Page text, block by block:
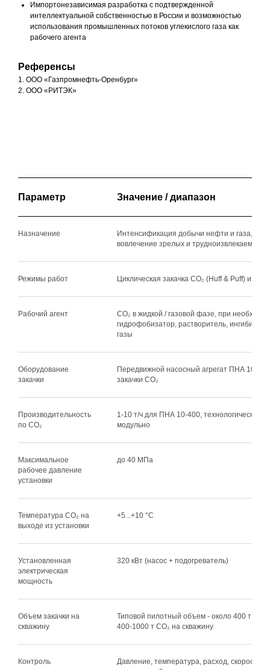
Импортонезависимая разработка с подтвержденной
интеллектуальной собственностью в России и возможностью
использования промышленных потоков углекислого газа как
рабочего агента
Референсы
1. ООО «Газпромнефть-Оренбург»
2. ООО «РИТЭК»
Параметр Значение / диапазон
Назначение
Интенсификация добычи нефти и газа,
вовлечение зрелых и трудноизвлекаемых
Режимы работ Циклическая закачка CO₂ (Huff & Puff) и /
Рабочий агент
CO₂ в жидкой / газовой фазе, при
гидрофобизатор, растворитель, ингибитор
газы
Оборудование
закачки
Передвижной насосный агрегат ПНА 10-
закачки CO₂
Производительность
по CO₂
1-10 т/ч для ПНА 10-400, технологическая
модульно
Максимальное
рабочее давление
установки
до 40 МПа
Температура CO₂ на
выходе из установки
+5...+10 °C
Установленная
электрическая
мощность
320 кВт (насос + подогреватель)
Объем закачки на
скважину
Типовой пилотный объем - около 400 т
400-1000 т CO₂ на скважину
Контроль
Давление, температура, расход, скорость
АДРЕС
СВЕДЕНИЯ ОБ ОБРАЗОВАТЕЛЬНОЙ ОРГАНИЗАЦИИЗАКУПКИ
АНТИКОРРУПЦИОННАЯ ДЕЯТЕЛЬНОСТЬ
signal@atr.gov.ru